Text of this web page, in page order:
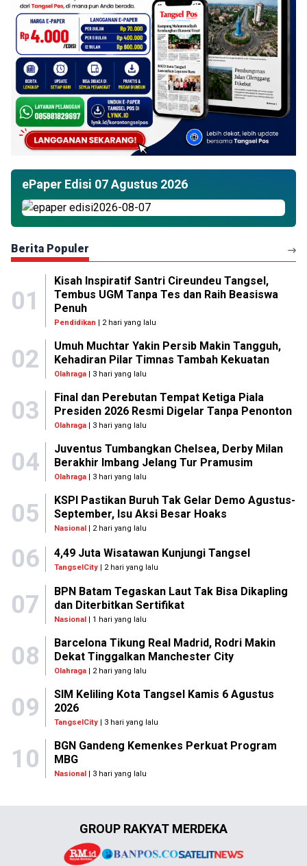
ePaper Edisi 07 Agustus 2026
Berita Populer
01
Kisah Inspiratif Santri Cireundeu Tangsel,
Tembus UGM Tanpa Tes dan Raih Beasiswa
Penuh
Pendidikan | 2 hari yang lalu
02
Umuh Muchtar Yakin Persib Makin Tangguh,
Kehadiran Pilar Timnas Tambah Kekuatan
Olahraga| 3 hari yang lalu
03
Final dan Perebutan Tempat Ketiga Piala
Presiden 2026 Resmi Digelar Tanpa Penonton
Olahraga| 3 hari yang lalu
04
Juventus Tumbangkan Chelsea, Derby Milan
Berakhir Imbang Jelang Tur Pramusim
Olahraga| 3 hari yang lalu
05
KSPI Pastikan Buruh Tak Gelar Demo Agustus-
September, Isu Aksi Besar Hoaks
Nasional| 2 hari yang lalu
06 4,49 Juta Wisatawan Kunjungi Tangsel
TangselCity | 2 hari yang lalu
07
BPN Batam Tegaskan Laut Tak Bisa Dikapling
dan Diterbitkan Sertifikat
Nasional| 1 hari yang lalu
08
Barcelona Tikung Real Madrid, Rodri Makin
Dekat Tinggalkan Manchester City
Olahraga| 2 hari yang lalu
09
SIM Keliling Kota Tangsel Kamis 6 Agustus
2026
TangselCity| 3 hari yang lalu
10
BGN Gandeng Kemenkes Perkuat Program
MBG
Nasional| 3 hari yang lalu
GROUP RAKYAT MERDEKA